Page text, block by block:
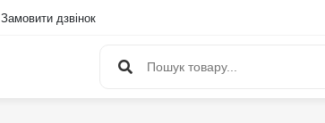
Замовити дзвінок